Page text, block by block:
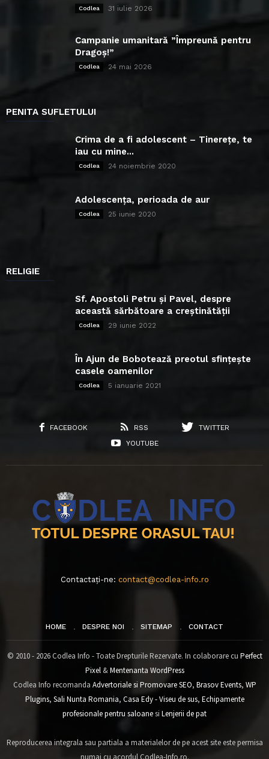
Codlea 31 iulie 2026
Campanie umanitară ”Împreună pentru
Dragoș!”
Codlea 24 mai 2026
PENITA SUFLETULUI
Crima de a fi adolescent – Tinerețe, te
iau cu mine...
Codlea 24 noiembrie 2020
Adolescența, perioada de aur
Codlea 25 iunie 2020
RELIGIE
Sf. Apostoli Petru și Pavel, despre
această sărbătoare a creștinătății
Codlea 29 iunie 2022
În Ajun de Bobotează preotul sfințește
casele oamenilor
Codlea 5 ianuarie 2021
FACEBOOK RSS
TWITTER
YOUTUBE
Contactați-ne: contact@codlea-info.ro
HOME DESPRE NOI SITEMAP CONTACT
© 2010 - 2026 Codlea Info - Toate Drepturile Rezervate. In colaborare cu Perfect
Pixel&Mentenanta WordPress
Codlea Info recomanda Advertoriale si Promovare SEO, Brasov Events, WP
Plugins, Sali Nunta Romania, Casa Edy - Viseu de sus, Echipamente
profesionale pentru saloanesi Lenjerii de pat
Reproducerea integrala sau partiala a materialelor de pe acest site este permisa
numai cu acordul Codlea-Info.ro.